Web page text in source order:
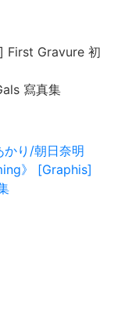
First Gravure 初
寫真集